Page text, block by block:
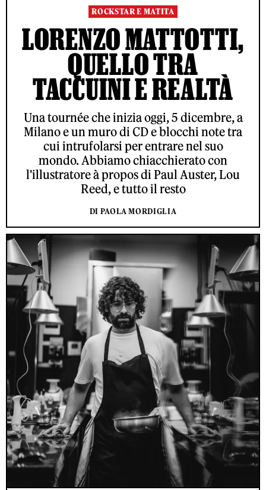
ROCKSTAR E MATITA
LORENZO MATTOTTI,
QUELLO TRA
TACCUINI E REALTÀ
Una tournée che inizia oggi, 5 dicembre, a
Milano e un muro di CD e blocchi note tra
cui intrufolarsi per entrare nel suo
mondo. Abbiamo chiacchierato con
l'illustratore à propos di Paul Auster, Lou
Reed, e tutto il resto
DI PAOLA MORDIGLIA